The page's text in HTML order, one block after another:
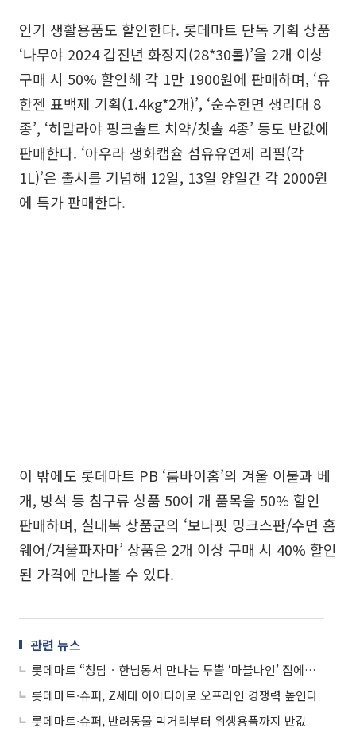
인기 생활용품도 할인한다. 롯데마트 단독 기획 상품
‘나무야 2024 갑진년 화장지(28*30롤)’을 2개 이상
구매 시 50% 할인해 각 1만 1900원에 판매하며, ‘유
한젠 표백제 기획(1.4kg*2개)’, ‘순수한면 생리대 8
종’, ‘히말라야 핑크솔트 치약/칫솔 4종’ 등도 반값에
판매한다. ‘아우라 생화캡슐 섬유유연제 리필(각
1L)’은 출시를 기념해 12일, 13일 양일간 각 2000원
에 특가 판매한다.
이 밖에도 롯데마트 PB ‘룸바이홈’의 겨울 이불과 베
개, 방석 등 침구류 상품 50여 개 품목을 50% 할인
판매하며, 실내복 상품군의 ‘보나핏 밍크스판/수면 홈
웨어/겨울파자마’ 상품은 2개 이상 구매 시 40% 할인
된 가격에 만나볼 수 있다.
관련 뉴스
롯데마트 “청담ㆍ한남동서 만나는 투뿔 ‘마블나인’ 집에서 먹는다”
롯데마트∙슈퍼, Z세대 아이디어로 오프라인 경쟁력 높인다
롯데마트∙슈퍼, 반려동물 먹거리부터 위생용품까지 반값